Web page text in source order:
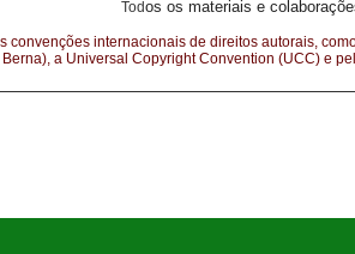
Todos os materiais e
convenções internacionais de direitos autorais,
Berna), a Universal Copyright Convention (UCC) e